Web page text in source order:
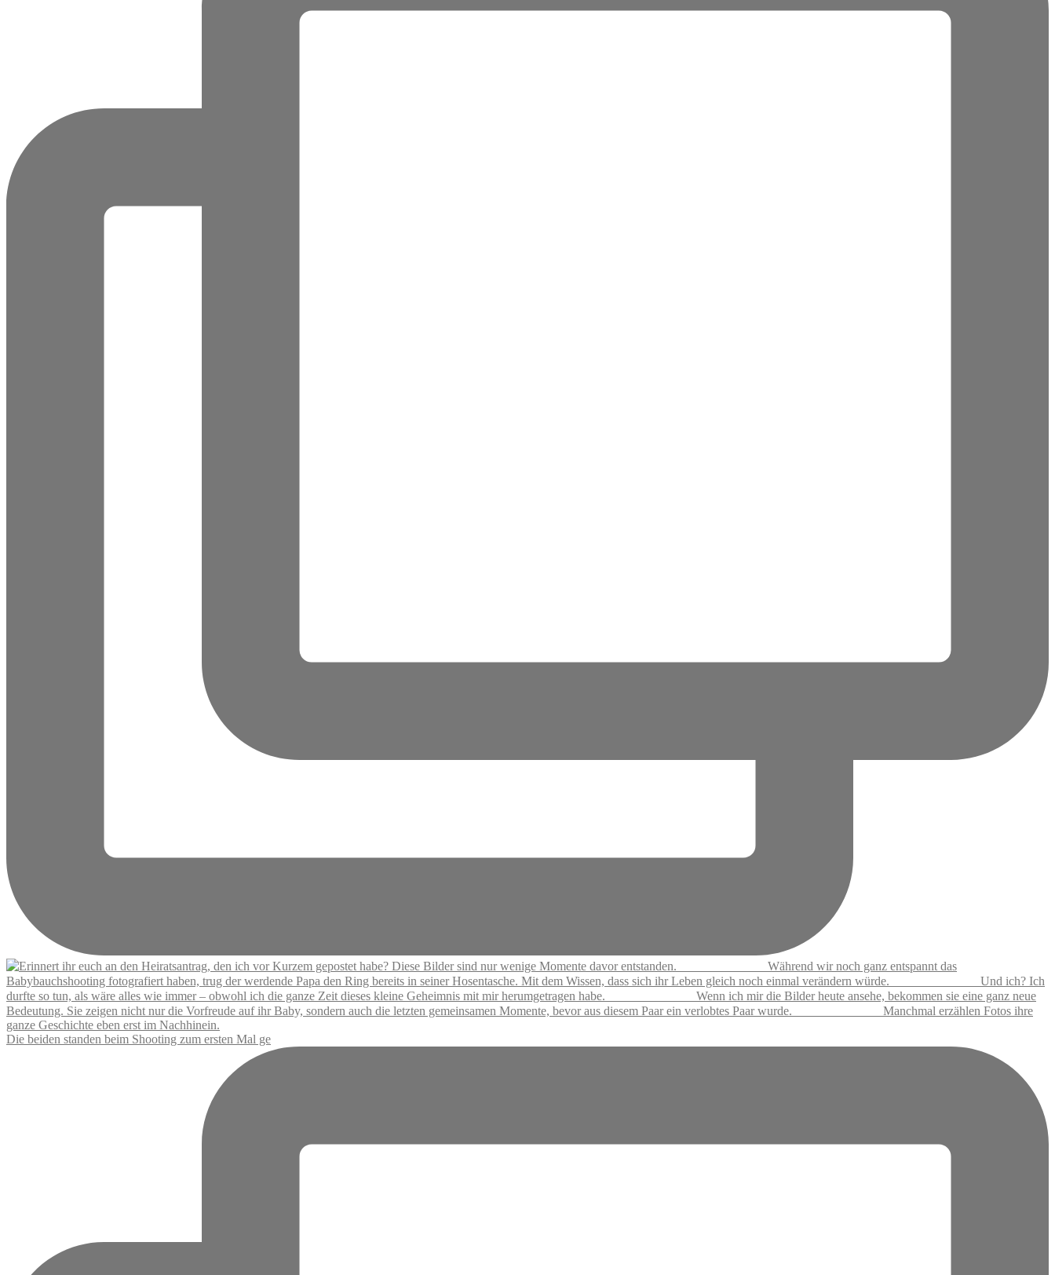
Die beiden standen beim Shooting zum ersten Mal ge